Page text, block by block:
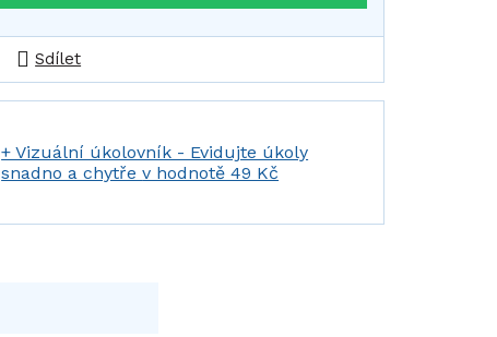
+ Vizuální úkolovník - Evidujte úkoly
snadno a chytřev hodnotě 49 Kč
Sdílet